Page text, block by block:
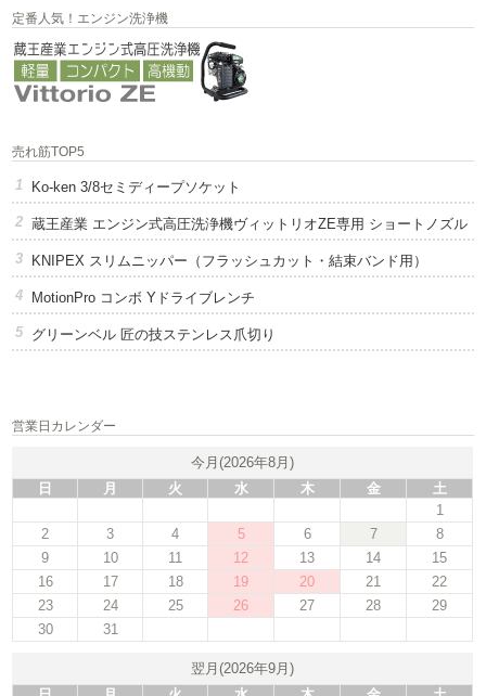
定番人気！エンジン洗浄機
売れ筋TOP5
Ko-ken 3/8セミディープソケット
蔵王産業 エンジン式高圧洗浄機ヴィットリオZE専用 ショートノズル
KNIPEX スリムニッパー（フラッシュカット・結束バンド用）
MotionPro コンボ Yドライブレンチ
グリーンベル 匠の技ステンレス爪切り
営業日カレンダー
今月(2026年8月)
日
月 火 水 木 金
土
1
2
3 4 5 6 7
8
9
10 11 12 13 14
15
16
17 18 19 20 21
22
23
24 25 26 27 28
29
30
31
翌月(2026年9月)